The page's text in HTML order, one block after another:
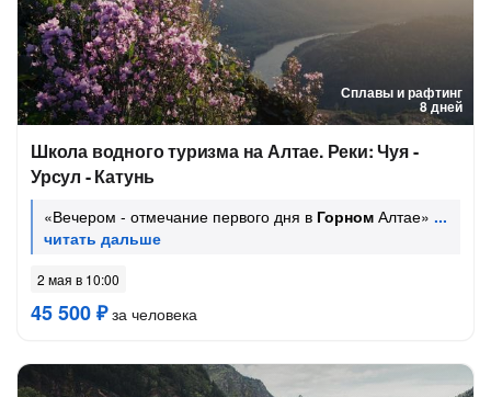
Сплавы и рафтинг
8 дней
Школа водного туризма на Алтае. Реки: Чуя -
Урсул - Катунь
«Вечером - отмечание первого дня в Горном Алтае»
2 мая в 10:00
45 500 ₽за человека